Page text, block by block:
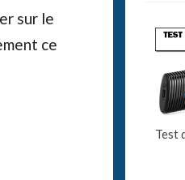
sur le
ce
Test